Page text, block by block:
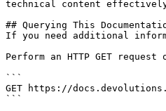
technical content
## Querying This
If you need additional
Perform an HTTP GET
```
GET https://
```